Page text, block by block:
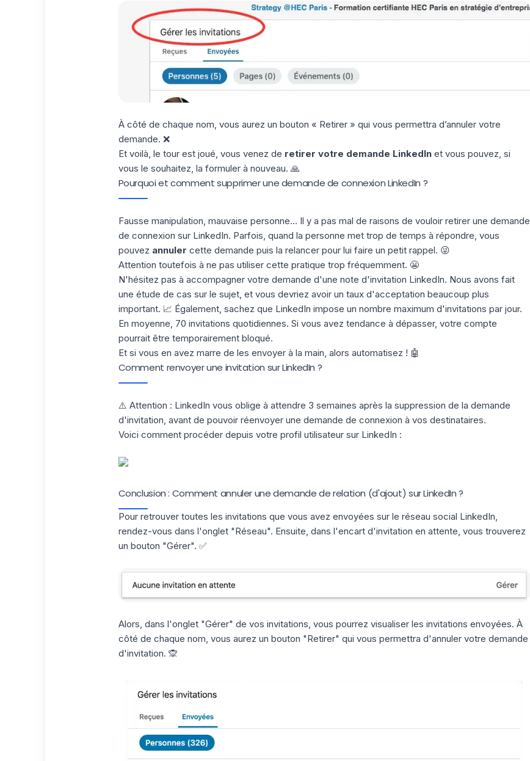
À côté de chaque nom, vous aurez un bouton « Retirer » qui vous permettra d’annuler votre
demande. ❌
Et voilà, le tour est joué, vous venez de retirer votre demande LinkedInet vous pouvez, si
vous le souhaitez, la formuler à nouveau. 🙏
Pourquoi et comment supprimer une demande de connexion LinkedIn ?
Fausse manipulation, mauvaise personne… Il y a pas mal de raisons de vouloir retirer une demande
de connexion sur LinkedIn. Parfois, quand la personne met trop de temps à répondre, vous
pouvez annuler cette demande puis la relancer pour lui faire un petit rappel. 😜
Attention toutefois à ne pas utiliser cette pratique trop fréquemment. 😬
N'hésitez pas à accompagner votre demande d'une note d'invitation LinkedIn. Nous avons fait
une étude de cas sur le sujet, et vous devriez avoir un taux d'acceptation beaucoup plus
important. 📈 Également, sachez que LinkedIn impose un nombre maximum d'invitations par jour.
En moyenne, 70 invitations quotidiennes. Si vous avez tendance à dépasser, votre compte
pourrait être temporairement bloqué.
Et si vous en avez marre de les envoyer à la main, alors automatisez ! 🤖
Comment renvoyer une invitation sur LinkedIn ?
⚠️ Attention : LinkedIn vous oblige à attendre 3 semaines après la suppression de la demande
d'invitation, avant de pouvoir réenvoyer une demande de connexion à vos destinataires.
Voici comment procéder depuis votre profil utilisateur sur LinkedIn :
Conclusion : Comment annuler une demande de relation (d'ajout) sur LinkedIn ?
Pour retrouver toutes les invitations que vous avez envoyées sur le réseau social LinkedIn,
rendez-vous dans l'onglet "Réseau". Ensuite, dans l'encart d'invitation en attente, vous trouverez
un bouton "Gérer". ✅
Alors, dans l'onglet "Gérer" de vos invitations, vous pourrez visualiser les invitations envoyées. À
côté de chaque nom, vous aurez un bouton "Retirer" qui vous permettra d'annuler votre demande
d'invitation. 🙊